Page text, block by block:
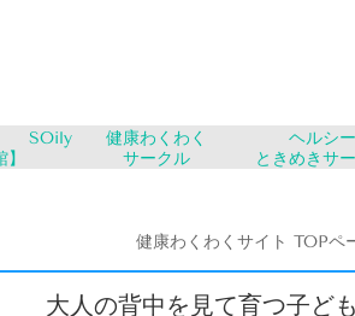
SOily
健康わくわく
サークル
ヘルシー
ときめきサ
健康わくわくサイト TOPペ
大人の背中を見て育つ子ど